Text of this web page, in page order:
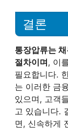
결론
통장압류는
절차이며, 이
필요합니다.
는 이러한 금
있으며, 고객
고 있습니다.
면, 신속하게